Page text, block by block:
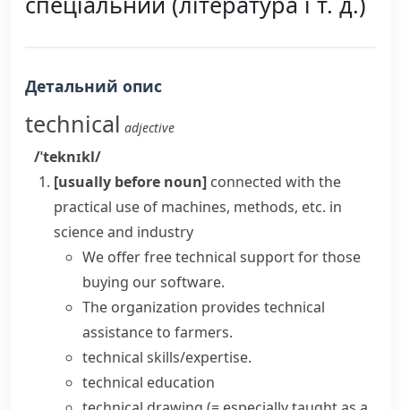
Детальний опис
technical adjective
/ˈteknɪkl/
[usually before noun] connected with the
practical use of machines, methods, etc. in
science and industry
We offer freetechnical supportfor those
buying our software.
The organization provides technical
assistanceto farmers.
technical skills/expertise.
technical education